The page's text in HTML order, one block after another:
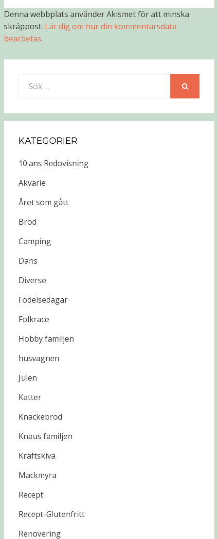
Denna webbplats använder Akismet för att minska
skräppost. Lär dig om hur din kommentarsdata
bearbetas.
efter:
KATEGORIER
10:ans Redovisning
Akvarie
Året som gått
Bröd
Camping
Dans
Diverse
Födelsedagar
Folkrace
Hobby familjen
husvagnen
Julen
Katter
Knäckebröd
Knaus familjen
Kräftskiva
Mackmyra
Recept
Recept-Glutenfritt
Renovering